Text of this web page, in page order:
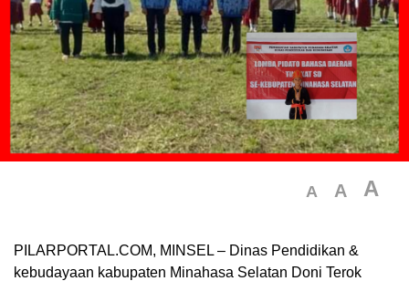
A A A
PILARPORTAL.COM, MINSEL – Dinas Pendidikan &
kebudayaan kabupaten Minahasa Selatan Doni Terok